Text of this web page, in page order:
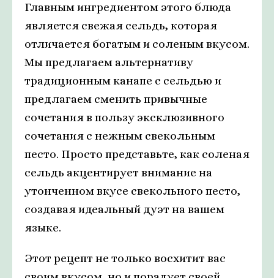
Главным ингредиентом этого блюда
является свежая сельдь, которая
отличается богатым и соленым вкусом.
Мы предлагаем альтернативу
традиционным канапе с сельдью и
предлагаем сменить привычные
сочетания в пользу эксклюзивного
сочетания с нежным свекольным
песто. Просто представьте, как соленая
сельдь акцентирует внимание на
утонченном вкусе свекольного песто,
создавая идеальный дуэт на вашем
языке.
Этот рецепт не только восхитит вас